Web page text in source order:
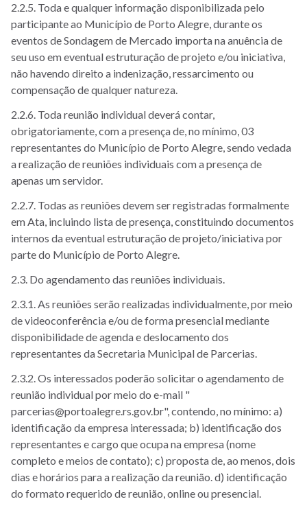
2.2.5. Toda e qualquer informação disponibilizada pelo
participante ao Município de Porto Alegre, durante os
eventos de Sondagem de Mercado importa na anuência de
seu uso em eventual estruturação de projeto e/ou iniciativa,
não havendo direito a indenização, ressarcimento ou
compensação de qualquer natureza.
2.2.6. Toda reunião individual deverá contar,
obrigatoriamente, com a presença de, no mínimo, 03
representantes do Município de Porto Alegre, sendo vedada
a realização de reuniões individuais com a presença de
apenas um servidor.
2.2.7. Todas as reuniões devem ser registradas formalmente
em Ata, incluindo lista de presença, constituindo documentos
internos da eventual estruturação de projeto/iniciativa por
parte do Município de Porto Alegre.
2.3. Do agendamento das reuniões individuais.
2.3.1. As reuniões serão realizadas individualmente, por meio
de videoconferência e/ou de forma presencial mediante
disponibilidade de agenda e deslocamento dos
representantes da Secretaria Municipal de Parcerias.
2.3.2. Os interessados poderão solicitar o agendamento de
reunião individual por meio do e-mail "
parcerias@portoalegre.rs.gov.br", contendo, no mínimo: a)
identificação da empresa interessada; b) identificação dos
representantes e cargo que ocupa na empresa (nome
completo e meios de contato); c) proposta de, ao menos, dois
dias e horários para a realização da reunião. d) identificação
do formato requerido de reunião, online ou presencial.